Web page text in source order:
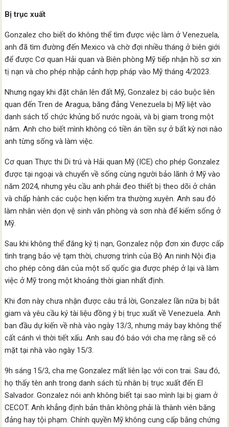
Bị trục xuất
Gonzalez cho biết do không thể tìm được việc làm ở Venezuela,
anh đã tìm đường đến Mexico và chờ đợi nhiều tháng ở biên giới
để được Cơ quan Hải quan và Biên phòng Mỹ tiếp nhận hồ sơ xin
tị nạn và cho phép nhập cảnh hợp pháp vào Mỹ tháng 4/2023.
Nhưng ngay khi đặt chân lên đất Mỹ, Gonzalez bị cáo buộc liên
quan đến Tren de Aragua, băng đảng Venezuela bị Mỹ liệt vào
danh sách tổ chức khủng bố nước ngoài, và bị giam trong một
năm. Anh cho biết mình không có tiền án tiền sự ở bất kỳ nơi nào
anh từng sống và làm việc.
Cơ quan Thực thi Di trú và Hải quan Mỹ (ICE) cho phép Gonzalez
được tại ngoại và chuyển về sống cùng người bảo lãnh ở Mỹ vào
năm 2024, nhưng yêu cầu anh phải đeo thiết bị theo dõi ở chân
và chấp hành các cuộc hẹn kiểm tra thường xuyên. Anh sau đó
làm nhân viên dọn vệ sinh văn phòng và sơn nhà để kiếm sống ở
Mỹ.
Sau khi không thể đăng ký tị nạn, Gonzalez nộp đơn xin được cấp
tình trạng bảo vệ tạm thời, chương trình của Bộ An ninh Nội địa
cho phép công dân của một số quốc gia được phép ở lại và làm
việc ở Mỹ trong một khoảng thời gian nhất định.
Khi đơn này chưa nhận được câu trả lời, Gonzalez lần nữa bị bắt
giam và yêu cầu ký tài liệu đồng ý bị trục xuất về Venezuela. Anh
ban đầu dự kiến về nhà vào ngày 13/3, nhưng máy bay không thể
cất cánh vì thời tiết xấu. Anh sau đó báo với cha mẹ rằng sẽ có
mặt tại nhà vào ngày 15/3.
9h sáng 15/3, cha mẹ Gonzalez mất liên lạc với con trai. Sau đó,
họ thấy tên anh trong danh sách tù nhân bị trục xuất đến El
Salvador. Gonzalez nói anh không biết tại sao mình lại bị giam ở
CECOT. Anh khẳng định bản thân không phải là thành viên băng
đảng hay tội phạm. Chính quyền Mỹ không cung cấp bằng chứng